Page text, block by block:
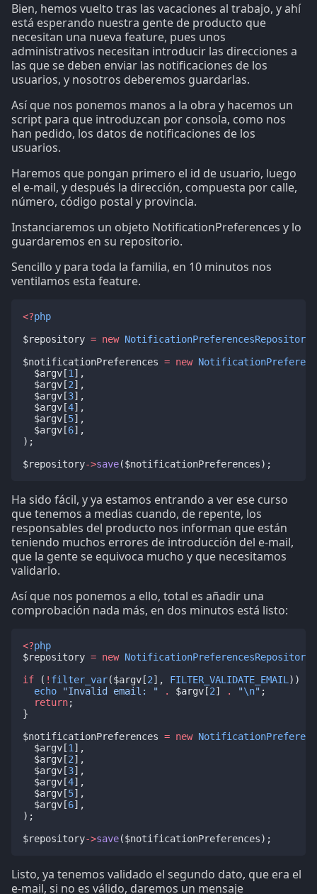
Bien, hemos vuelto tras las vacaciones al trabajo, y ahí
está esperando nuestra gente de producto que
necesitan una nueva feature, pues unos
administrativos necesitan introducir las direcciones a
las que se deben enviar las notificaciones de los
usuarios, y nosotros deberemos guardarlas.
Así que nos ponemos manos a la obra y hacemos un
script para que introduzcan por consola, como nos
han pedido, los datos de notificaciones de los
usuarios.
Haremos que pongan primero el id de usuario, luego
el e-mail, y después la dirección, compuesta por calle,
número, código postal y provincia.
Instanciaremos un objeto NotificationPreferences y lo
guardaremos en su repositorio.
Sencillo y para toda la familia, en 10 minutos nos
ventilamos esta feature.
<?php
$repository = new NotificationPreferencesRepository
$notificationPreferences = new
  $argv[
1],
  $argv[
2],
  $argv[
3],
  $argv[
4],
  $argv[
5],
  $argv[
6],
);
$repository->save($notificationPreferences);
Ha sido fácil, y ya estamos entrando a ver ese curso
que tenemos a medias cuando, de repente, los
responsables del producto nos informan que están
teniendo muchos errores de introducción del e-mail,
que la gente se equivoca mucho y que necesitamos
validarlo.
Así que nos ponemos a ello, total es añadir una
comprobación nada más, en dos minutos está listo:
<?php
$repository = new NotificationPreferencesRepository
if ( ! filter_var($argv[2], FILTER_VALIDATE_EMAIL)) {
echo
"Invalid email: " . $argv[2] . "\n" ;
return;
}
$notificationPreferences = new
  $argv[
1],
  $argv[
2],
  $argv[
3],
  $argv[
4],
  $argv[
5],
  $argv[
6],
);
$repository->save($notificationPreferences);
Listo, ya tenemos validado el segundo dato, que era el
e-mail, si no es válido, daremos un mensaje